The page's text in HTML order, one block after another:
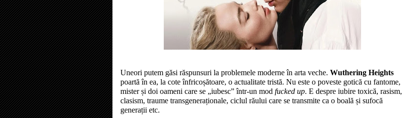
Uneori putem găsi răspunsuri la problemele moderne în arta veche. Wuthering Heights
poartă în ea, la cote înfricoșătoare, o actualitate tristă. Nu este o poveste gotică cu fantome,
mister și doi oameni care se „iubesc” într-un mod fucked up. E despre iubire toxică, rasism,
clasism, traume transgeneraționale, ciclul răului care se transmite ca o boală și sufocă
generații etc.